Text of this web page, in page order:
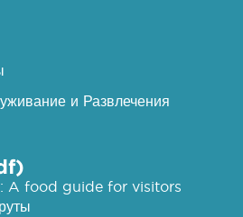
и Развлечения
A food guide for visitors